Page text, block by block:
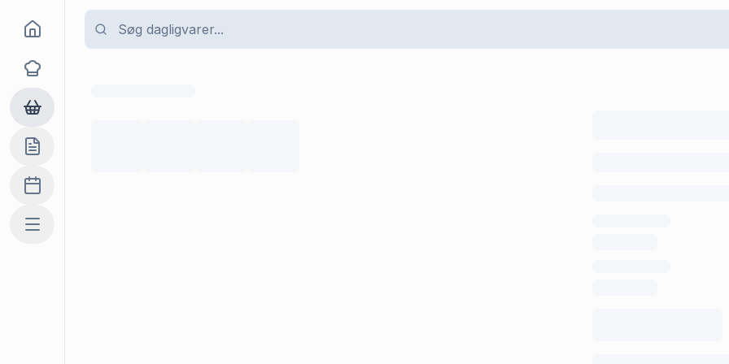
Goma
Opskrifter
Dagligvarer
Indkøbslisten
Madplan
Mere